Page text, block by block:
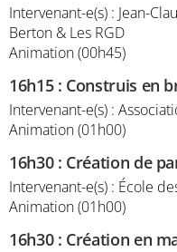
Intervenant-e(s) : Jean-
Berton & Les RGD
Animation (00h45)
16h15: Construis en
Intervenant-e(s) :
Animation (01h00)
16h30: Création de
Intervenant-e(s) : École
Animation (01h00)
16h30: Création en